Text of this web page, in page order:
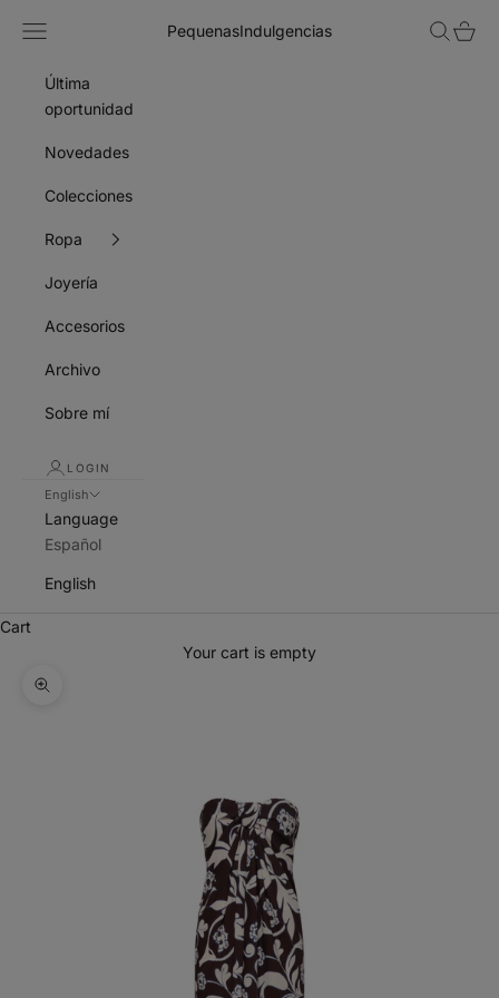
PequenasIndulgencias
Navigation menu Search
Cart
Última
oportunidad
Novedades
Colecciones
Ropa
Joyería
Accesorios
Archivo
Sobre mí
LOGIN
English
Language
Español
English
Cart
Your cart is empty
Zoom picture